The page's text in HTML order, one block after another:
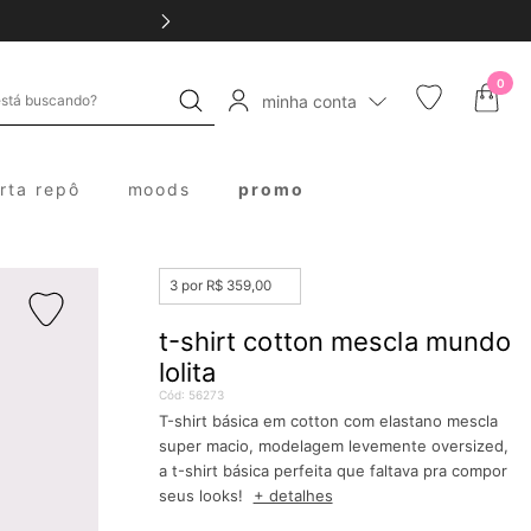
minha conta
0
repô moods promo
3 por R$ 359,00
t-shirt cotton mescla mundo
lolita
Cód: 56273
T-shirt básica em cotton com elastano mescla
super macio, modelagem levemente oversized,
a t-shirt básica perfeita que faltava pra compor
seus looks!
+ detalhes